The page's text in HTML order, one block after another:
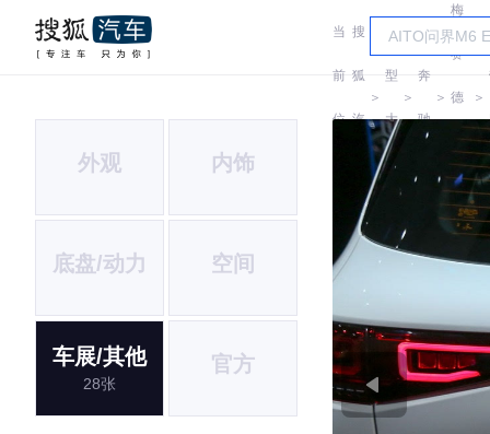
当
前
位
搜
狐
汽
＞
车
型
大
全
＞
奔
驰
＞
梅
赛
德
斯-
EQ
＞
外观 内饰
底盘/动力 空间
车展/其他
28张
官方